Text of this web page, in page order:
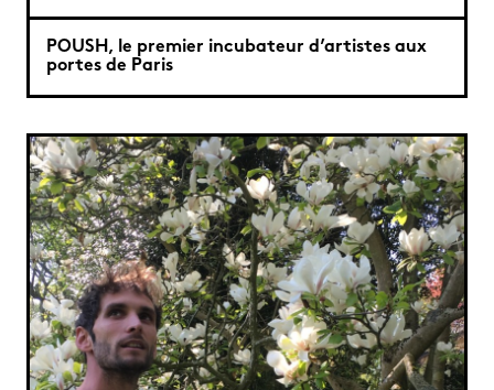
POUSH, le premier incubateur d’artistes aux
portes de Paris